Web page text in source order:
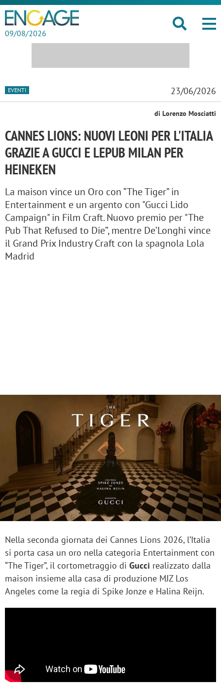
09/08/2026
EVENTI 23/06/2026
di Lorenzo Mosciatti
CANNES LIONS: NUOVI LEONI PER L'ITALIA
GRAZIE A GUCCI E LEPUB MILAN PER
HEINEKEN
La maison vince un Oro con “The Tiger” in
Entertainment e un argento con "Gucci Lido
Campaign" in Film Craft. Nuovo premio per "The
Pub That Refused to Die”, mentre De’Longhi vince
il Grand Prix Industry Craft con la spagnola Lola
Madrid
Nella seconda giornata dei Cannes Lions 2026, l’Italia
si porta casa un oro nella categoria Entertainment con
“The Tiger”, il cortometraggio di Gucci realizzato dalla
maison insieme alla casa di produzione MJZ Los
Angeles come la regia di Spike Jonze e Halina Reijn.